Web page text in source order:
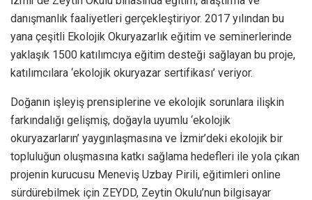
danışmanlık faaliyetleri gerçekleştiriyor. 2017 yılından bu
yana çeşitli Ekolojik Okuryazarlık eğitim ve seminerlerinde
yaklaşık 1500 katılımcıya eğitim desteği sağlayan bu proje,
katılımcılara ‘ekolojik okuryazar sertifikası’ veriyor.
Doğanın işleyiş prensiplerine ve ekolojik sorunlara ilişkin
farkındalığı gelişmiş, doğayla uyumlu ‘ekolojik
okuryazarların’ yaygınlaşmasına ve İzmir’deki ekolojik bir
topluluğun oluşmasına katkı sağlama hedefleri ile yola çıkan
projenin kurucusu Meneviş Uzbay Pirili, eğitimleri online
sürdürebilmek için ZEYDD, Zeytin Okulu’nun bilgisayar